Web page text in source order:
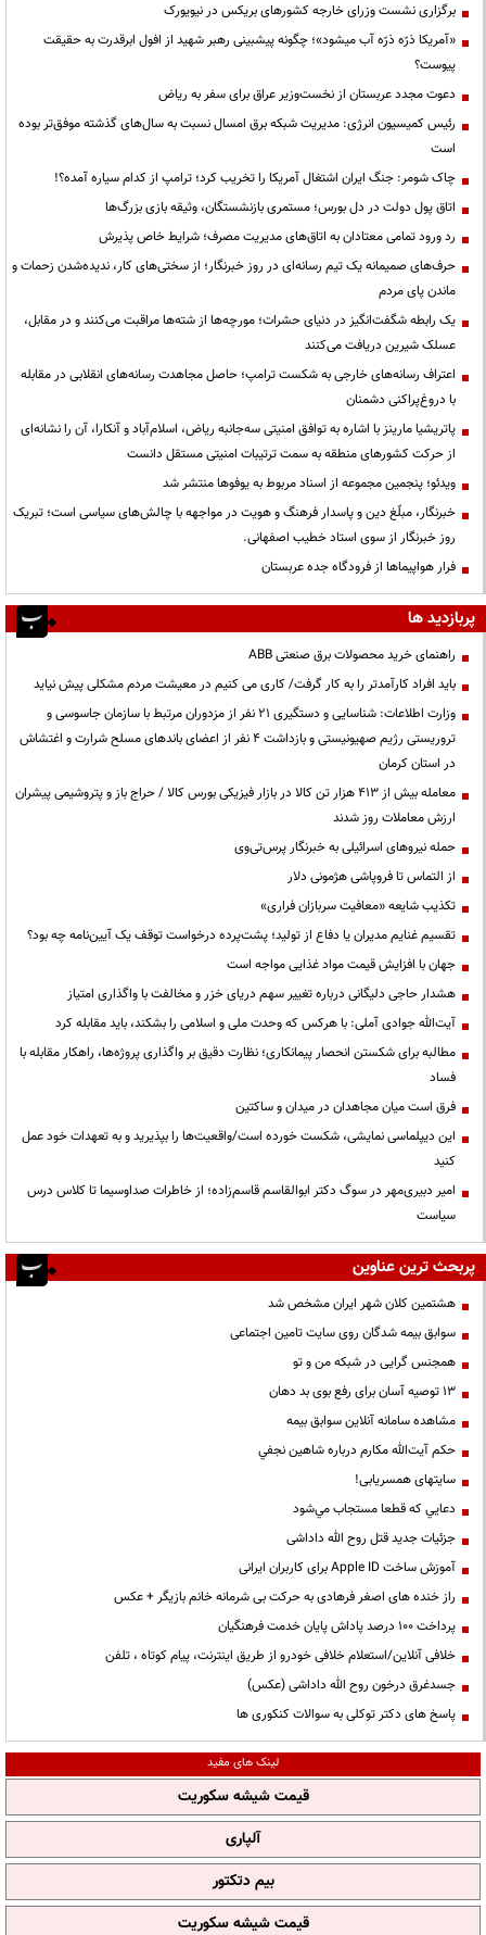
برگزاری نشست وزرای خارجه کشورهای بریکس در نیویورک
«آمریکا ذرّه ذرّه آب میشود»؛ چگونه پیشبینی رهبر شهید از افول ابرقدرت به حقیقت
پیوست؟
دعوت مجدد عربستان از نخست‌وزیر عراق برای سفر به ریاض
رئیس کمیسیون انرژی: مدیریت شبکه برق امسال نسبت به سال‌های گذشته موفق‌تر بوده
است
چاک شومر: جنگ ایران اشتغال آمریکا را تخریب کرد؛ ترامپ از کدام سیاره آمده؟!
اتاق پول دولت در دل بورس؛ مستمری بازنشستگان، وثیقه بازی بزرگ‌ها
رد ورود تمامی معتادان به اتاق‌های مدیریت مصرف؛ شرایط خاص پذیرش
حرف‌های صمیمانه یک تیم رسانه‌ای در روز خبرنگار؛ از سختی‌های کار، ندیده‌شدن زحمات و
ماندن پای مردم
یک رابطه شگفت‌انگیز در دنیای حشرات؛ مورچه‌ها از شته‌ها مراقبت می‌کنند و در مقابل،
عسلک شیرین دریافت می‌کنند
اعتراف رسانه‌های خارجی به شکست ترامپ؛ حاصل مجاهدت رسانه‌های انقلابی در مقابله
با دروغ‌پراکنی دشمنان
پاتریشیا مارینز با اشاره به توافق امنیتی سه‌جانبه ریاض، اسلام‌آباد و آنکارا، آن را نشانه‌ای
از حرکت کشورهای منطقه به سمت ترتیبات امنیتی مستقل دانست
ویدئو؛ پنجمین مجموعه از اسناد مربوط به یوفوها منتشر شد
خبرنگار، مبلّغ دین و پاسدار فرهنگ و هویت در مواجهه با چالش‌های سیاسی است؛ تبریک
روز خبرنگار از سوی استاد خطیب اصفهانی.
فرار هواپیماها از فرودگاه جده عربستان
پربازدید ها
راهنمای خرید محصولات برق صنعتی ABB
باید افراد کارآمدتر را به کار گرفت/ کاری می کنیم در معیشت مردم مشکلی پیش نیاید
وزارت اطلاعات: شناسایی و دستگیری ۲۱ نفر از مزدوران مرتبط با سازمان جاسوسی و
تروریستی رژیم صهیونیستی و بازداشت ۴ نفر از اعضای باندهای مسلح شرارت و اغتشاش
در استان کرمان
معامله بیش از ۴۱۳ هزار تن کالا در بازار فیزیکی بورس کالا / حراج باز و پتروشیمی پیشران
ارزش معاملات روز شدند
حمله نیروهای اسرائیلی به خبرنگار پرس‌تی‌وی
از التماس تا فروپاشی هژمونی دلار
تکذیب شایعه «معافیت سربازان فراری»
تقسیم غنایم مدیران یا دفاع از تولید؛ پشت‌پرده درخواست توقف یک آیین‌نامه چه بود؟
جهان با افزایش قیمت مواد غذایی مواجه است
هشدار حاجی دلیگانی درباره تغییر سهم دریای خزر و مخالفت با واگذاری امتیاز
آیت‌الله جوادی آملی: با هرکس که وحدت ملی و اسلامی را بشکند، باید مقابله کرد
مطالبه برای شکستن انحصار پیمانکاری؛ نظارت دقیق بر واگذاری پروژه‌ها، راهکار مقابله با
فساد
فرق است میان مجاهدان در میدان و ساکتین
این دیپلماسی نمایشی، شکست خورده است/واقعیت‌ها را بپذیرید و به تعهدات خود عمل
کنید
امیر دبیری‌مهر در سوگ دکتر ابوالقاسم قاسم‌زاده؛ از خاطرات صداوسیما تا کلاس درس
سیاست
پربحث ترین عناوین
هشتمین کلان شهر ایران مشخص شد
سوابق بیمه شدگان روی سایت تامین اجتماعی
همجنس گرایی در شبکه من و تو
13 توصیه آسان برای رفع بوی بد دهان
مشاهده سامانه آنلاين سوابق بیمه
حكم آيت‌الله مكارم درباره شاهين نجفي
سایتهای همسریابی!
دعايي كه قطعا مستجاب مي‌شود
جزئیات جدید قتل روح الله داداشی
آموزش ساخت Apple ID برای کاربران ایرانی
راز خنده های اصغر فرهادی به حرکت بی شرمانه خانم بازیگر + عکس
پرداخت ۱۰۰ درصد پاداش پایان خدمت فرهنگیان
خلافی آنلاین/استعلام خلافی خودرو از طریق اینترنت، پیام کوتاه ، تلفن
جسدغرق درخون روح الله داداشی (عکس)
پاسخ های دکتر توکلی به سوالات کنکوری ها
لینک های مفید
قیمت شیشه سکوریت
آلپاری
بیم دتکتور
قیمت شیشه سکوریت